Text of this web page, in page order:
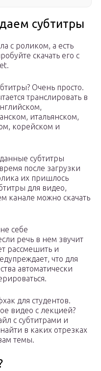
субтитры
с роликом, а есть
скачать его с
Очень просто.
транслировать в
итальянском,
корейском и
субтитры
после загрузки
их пришлось
для видео,
канале можно скачать
себе
речь в нем звучит
рассмешить и
что для
автоматически
для студентов.
видео с лекцией?
с субтитрами и
в каких отрезках
темы.